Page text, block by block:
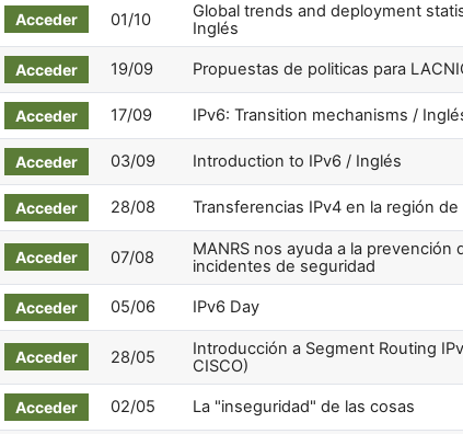
Acceder 01/10
Global trends and deployment
Inglés
Acceder 19/09 Propuestas de politicas para
Acceder 17/09 IPv6: Transition mechanisms /
Acceder 03/09 Introduction to IPv6 / Inglés
Acceder 28/08 Transferencias IPv4 en la región de
Acceder 07/08
MANRS nos ayuda a la prevención
incidentes de seguridad
Acceder 05/06 IPv6 Day
Acceder 28/05
Introducción a Segment Routing
CISCO)
Acceder 02/05 La "inseguridad" de las cosas